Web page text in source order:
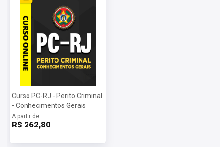
Curso PC-RJ - Perito Criminal
- Conhecimentos Gerais
A partir de
R$ 262,80